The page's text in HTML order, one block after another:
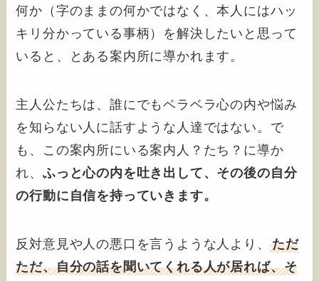
何か（字のままの何かではなく、本人にはハッ
キリ分かっている事柄）を解決したいと思って
いると、とある案内所に導かれます。
主人公たちは、誰にでもベラベラ心の内や悩み
を知らない人に話すような人達ではない。で
も、この案内所にいる案内人？たち？に導か
れ、ふっと心の内を吐き出して、その後の自分
の行動に自信を持っていきます。
反対意見や人の悪口を言うような人より、 ただ
ただ、自分の話を聞いてくれる人が居れば、そ